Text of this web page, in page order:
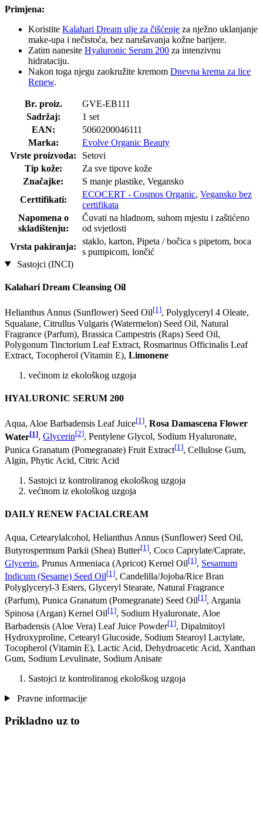
Primjena:
Koristite Kalahari Dream ulje za čišćenje za nježno uklanjanje
make-upa i nečistoća, bez narušavanja kožne barijere.
Zatim nanesite Hyaluronic Serum 200 za intenzivnu
hidrataciju.
Nakon toga njegu zaokružite kremom Dnevna krema za lice
Renew.
Br. proiz.
GVE-EB111
Sadržaj:
1 set
EAN:
5060200046111
Marka:
Evolve Organic Beauty
Vrste proizvoda:
Setovi
Tip kože:
Za sve tipove kože
Značajke:
S manje plastike, Vegansko
Certtifikati:
ECOCERT - Cosmos Organic, Vegansko bez
certifikata
Napomena o
skladištenju:
Čuvati na hladnom, suhom mjestu i zaštićeno
od svjetlosti
Vrsta pakiranja:
staklo, karton, Pipeta / bočica s pipetom, boca
s pumpicom, lončić
Sastojci (INCI)
Kalahari Dream Cleansing Oil
Helianthus Annus (Sunflower) Seed Oil[1], Polyglyceryl 4 Oleate,
Squalane, Citrullus Vulgaris (Watermelon) Seed Oil, Natural
Fragrance (Parfum), Brassica Campestris (Raps) Seed Oil,
Polygonum Tinctorium Leaf Extract, Rosmarinus Officinalis Leaf
Extract, Tocopherol (Vitamin E), Limonene
većinom iz ekološkog uzgoja
HYALURONIC SERUM 200
Aqua, Aloe Barbadensis Leaf Juice[1], Rosa Damascena Flower
Water[1], Glycerin[2], Pentylene Glycol, Sodium Hyaluronate,
Punica Granatum (Pomegranate) Fruit Extract[1], Cellulose Gum,
Algin, Phytic Acid, Citric Acid
Sastojci iz kontroliranog ekološkog uzgoja
većinom iz ekološkog uzgoja
DAILY RENEW FACIALCREAM
Aqua, Cetearylalcohol, Helianthus Annus (Sunflower) Seed Oil,
Butyrospermum Parkii (Shea) Butter[1], Coco Caprylate/Caprate,
Glycerin, Prunus Armeniaca (Apricot) Kernel Oil[1], Sesamum
Indicum (Sesame) Seed Oil[1], Candelilla/Jojoba/Rice Bran
Polyglyceryl-3 Esters, Glyceryl Stearate, Natural Fragrance
(Parfum), Punica Granatum (Pomegranate) Seed Oil[1], Argania
Spinosa (Argan) Kernel Oil[1], Sodium Hyaluronate, Aloe
Barbadensis (Aloe Vera) Leaf Juice Powder[1], Dipalmitoyl
Hydroxyproline, Cetearyl Glucoside, Sodium Stearoyl Lactylate,
Tocopherol (Vitamin E), Lactic Acid, Dehydroacetic Acid, Xanthan
Gum, Sodium Levulinate, Sodium Anisate
Sastojci iz kontroliranog ekološkog uzgoja
Pravne informacije
Prikladno uz to